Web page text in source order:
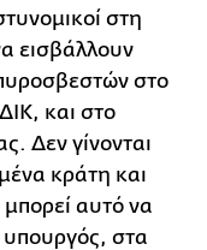
στη
εισβάλλουν
στο
και στο
Δεν γίνονται
κράτη και
μπορεί αυτό να
υπουργός, στα